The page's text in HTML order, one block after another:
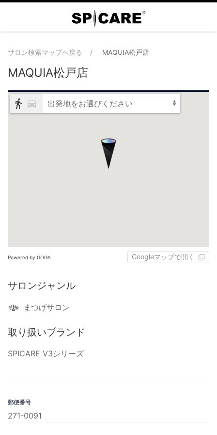
サロン検索マップへ戻る MAQUIA松戸店
MAQUIA松戸店
出発地をお選びください
Powered by GOGA Googleマップで開く
サロンジャンル
まつげサロン
取り扱いブランド
SPICARE V3シリーズ
郵便番号
271-0091